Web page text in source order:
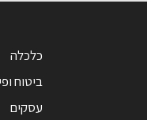
כלכלה
ביטוח
עסקים